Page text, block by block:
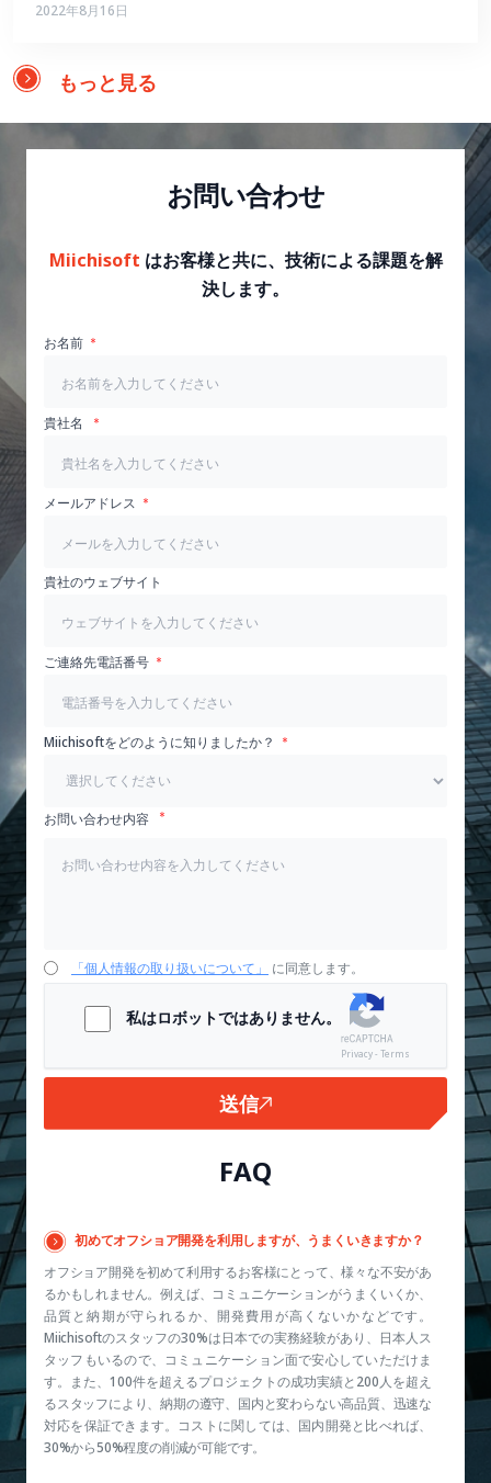
2022年8月16日
もっと見る
お問い合わせ
Miichisoft はお客様と共に、技術による課題を解
決します。
お名前
貴社名
メールアドレス
貴社のウェブサイト
ご連絡先電話番号
Miichisoftをどのように知りましたか？
お問い合わせ内容
「個人情報の取り扱いについて」 に同意します。
私はロボットではありません。
Privacy - Terms
送信
FAQ
初めてオフショア開発を利用しますが、うまくいきますか？
オフショア開発を初めて利用するお客様にとって、様々な不安があ
るかもしれません。例えば、コミュニケーションがうまくいくか、
品質と納期が守られるか、開発費用が高くないかなどです。
Miichisoftのスタッフの30%は日本での実務経験があり、日本人ス
タッフもいるので、コミュニケーション面で安心していただけま
す。また、100件を超えるプロジェクトの成功実績と200人を超え
るスタッフにより、納期の遵守、国内と変わらない高品質、迅速な
対応を保証できます。コストに関しては、国内開発と比べれば、
30%から50%程度の削減が可能です。